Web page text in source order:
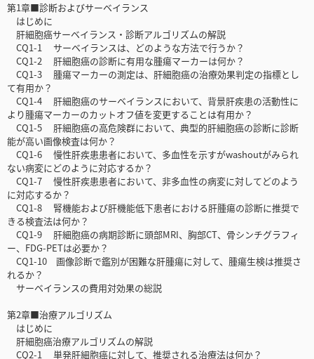
第1章■診断およびサーベイランス
はじめに
肝細胞癌サーベイランス・診断アルゴリズムの解説
CQ1-1 サーベイランスは、どのような方法で行うか？
CQ1-2 肝細胞癌の診断に有用な腫瘍マーカーは何か？
CQ1-3 腫瘍マーカーの測定は、肝細胞癌の治療効果判定の指標とし
て有用か？
CQ1-4 肝細胞癌のサーベイランスにおいて、背景肝疾患の活動性に
より腫瘍マーカーのカットオフ値を変更することは有用か？
CQ1-5 肝細胞癌の高危険群において、典型的肝細胞癌の診断に診断
能が高い画像検査は何か？
CQ1-6 慢性肝疾患患者において、多血性を示すがwashoutがみられ
ない病変にどのように対応するか？
CQ1-7 慢性肝疾患患者において、非多血性の病変に対してどのよう
に対応するか？
CQ1-8 腎機能および肝機能低下患者における肝腫瘍の診断に推奨で
きる検査法は何か？
CQ1-9 肝細胞癌の病期診断に頭部MRI、胸部CT、骨シンチグラフィ
ー、FDG-PETは必要か？
CQ1-10 画像診断で鑑別が困難な肝腫瘍に対して、腫瘍生検は推奨さ
れるか？
サーベイランスの費用対効果の総説
第2章■治療アルゴリズム
はじめに
肝細胞癌治療アルゴリズムの解説
CQ2-1 単発肝細胞癌に対して、推奨される治療法は何か？